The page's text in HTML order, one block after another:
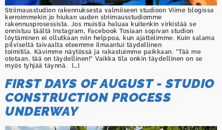
Striimausstudion rakennuksesta valmiiseen studioon Viime blogissa
kerroimmekin jo hiukan uuden striimausstudiomme
rakennusprosessista. Jos muistia haluaa kuitenkin virkistää se
onnistuu täältä Instagram, Facebook Tosiaan sopivan studion
löytäminen ei ollutkaan niin helppoa, kun ajattelimme. Kuin salama
pilviseltä taivaalta eteemme ilmaantui täydellinen
toimitila. Kävimme näytössä ja rakastuimme paikkaan. ”Tää me
otetaan, tää on täydellinen!” Vaikka tila onkin täydellinen on se
myös tyhjää täynnä. […]
FIRST DAYS OF AUGUST - STUDIO
CONSTRUCTION PROCESS
UNDERWAY